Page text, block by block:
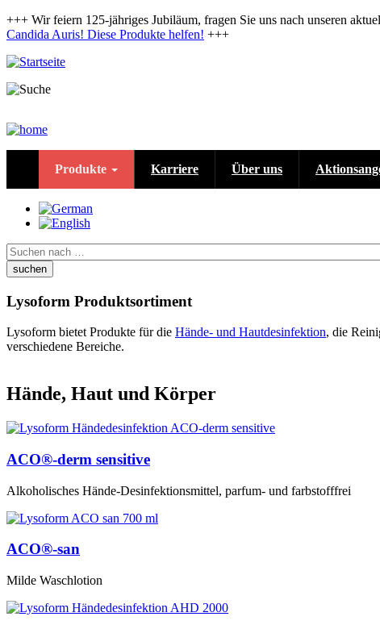
Direkt
zum
+++ Wir feiern 125-jähriges Jubiläum, fragen Sie uns nach unseren
Candida Auris! Diese Produkte helfen! +++
Produkte Karriere Über uns
Suche
Lysoform Produktsortiment
Lysoform bietet Produkte für die Hände- und Hautdesinfektion, die
verschiedene Bereiche.
Hände, Haut und Körper
ACO®-derm sensitive
Alkoholisches Hände-Desinfektionsmittel, parfum- und farbstofffrei
ACO®-san
Milde Waschlotion